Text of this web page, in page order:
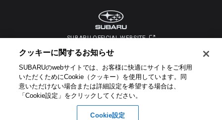
SUBARU OFFICIAL WEBSITE
Copyright © SUBARU CORPORATION 2026 All Rights Reserved.
クッキーに関するお知らせ​
SUBARUのwebサイトでは、お客様に快適にサイトをご利用
いただくためにCookie（クッキー）を使用しています。​ 同
意いただけない場合または詳細設定を希望する場合は、
「Cookie設定」をクリックしてください。​
Cookie設定